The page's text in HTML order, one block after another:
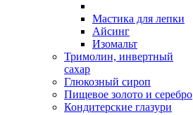
Мастика для лепки
Айсинг
Изомальт
Тримолин, инвертный
сахар
Глюкозный сироп
Пищевое золото и серебро
Кондитерские глазури